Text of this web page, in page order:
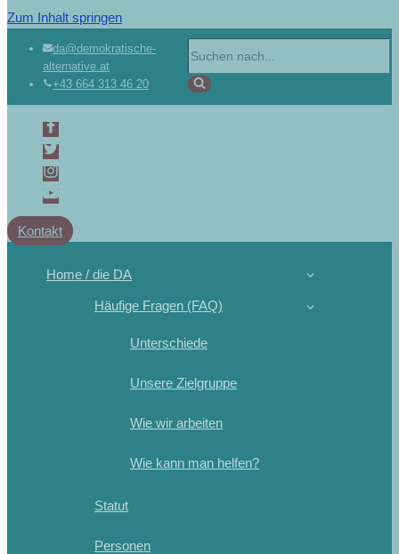
Zum Inhalt springen
da@demokratische-
alternative.at
+43 664 313 46 20
Kontakt
Home / die DA
Häufige Fragen (FAQ)
Unterschiede
Unsere Zielgruppe
Wie wir arbeiten
Wie kann man helfen?
Statut
Personen